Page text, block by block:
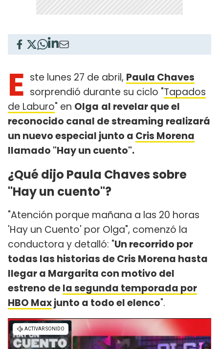
E ste lunes 27 de abril, Paula Chaves
sorprendió durante su ciclo "Tapados
de Laburo" en Olga al revelar que el
reconocido canal de streaming realizará
un nuevo especial junto a Cris Morena
llamado "Hay un cuento".
¿Qué dijo Paula Chaves sobre
"Hay un cuento"?
"Atención porque mañana a las 20 horas
'Hay un Cuento' por Olga", comenzó la
conductora y detalló: "Un recorrido por
todas las historias de Cris Morena hasta
llegar a Margarita con motivo del
estreno dela segunda temporada por
HBO Maxjunto a todo el elenco".